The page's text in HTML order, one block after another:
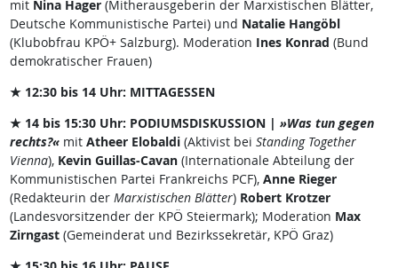
mit Nina Hager(Mitherausgeberin der Marxistischen Blätter,
Deutsche Kommunistische Partei) und Natalie Hangöbl
(Klubobfrau KPÖ+ Salzburg). Moderation Ines Konrad (Bund
demokratischer Frauen)
★ 12:30 bis 14 Uhr: MITTAGESSEN
★ 14 bis 15:30 Uhr: PODIUMSDISKUSSION | »Was tun gegen
rechts?« mit Atheer Elobaldi (Aktivist bei Standing Together
Vienna), Kevin Guillas-Cavan (Internationale Abteilung der
Kommunistischen Partei Frankreichs PCF), Anne Rieger
(Redakteurin der Marxistischen Blätter) Robert Krotzer
(Landesvorsitzender der KPÖ Steiermark); Moderation Max
Zirngast(Gemeinderat und Bezirkssekretär, KPÖ Graz)